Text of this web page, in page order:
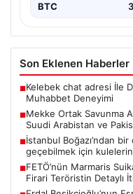
BTC
Son Eklenen Haberler
■Kelebek chat adresi İle
Muhabbet Deneyimi
■Mekke Ortak Savunma
Suudi Arabistan ve
■İstanbul Boğazı’ndan
geçebilmek için kulelerini
■FETÖ’nün Marmaris
Firari Teröristin Detaylı